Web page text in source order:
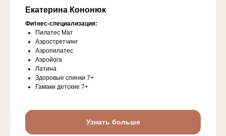
Екатерина Кононюк
Фитнес-специализация:
Пилатес Мат
Аэростретчинг
Аэропилатес
Аэройога
Латина
Здоровые спинки 7+
Гамаки детские 7+
Узнать больше